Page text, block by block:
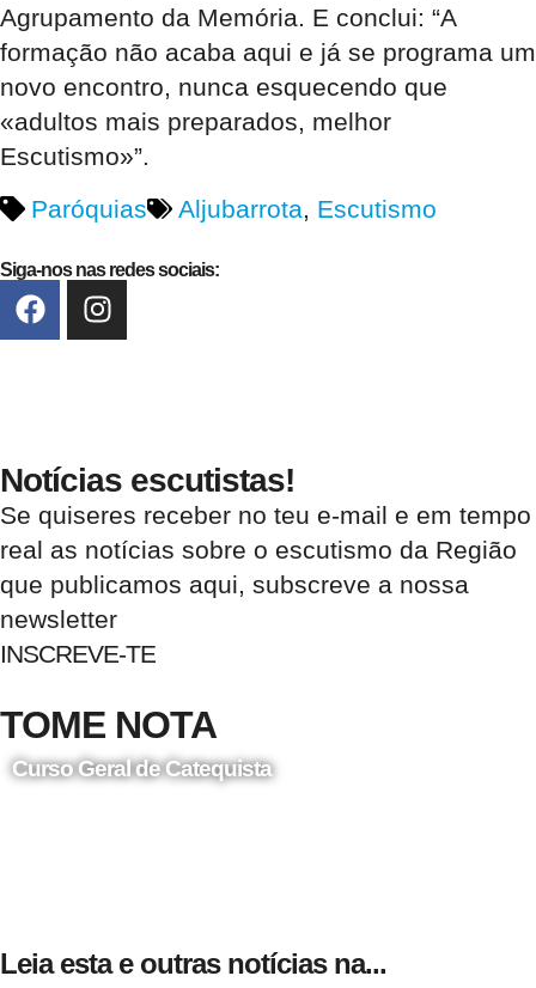
Agrupamento da Memória. E conclui: “A
formação não acaba aqui e já se programa um
novo encontro, nunca esquecendo que
«adultos mais preparados, melhor
Escutismo»”.
Paróquias
Aljubarrota, Escutismo
Siga-nos nas redes sociais:
Notícias escutistas!
Se quiseres receber no teu e-mail e em tempo
real as notícias sobre o escutismo da Região
que publicamos aqui, subscreve a nossa
newsletter
INSCREVE-TE
TOME NOTA
Curso Geral de Catequista
Leia esta e outras notícias na...